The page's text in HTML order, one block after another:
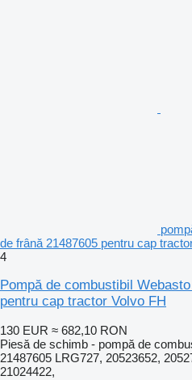
de frână 21487605 pentru cap
4
Pompă de combustibil
pentru cap tractor Volvo FH
130 EUR ≈ 682,10 RON
Piesă de schimb - pompă de
21487605 LRG727, 20523652,
21024422,